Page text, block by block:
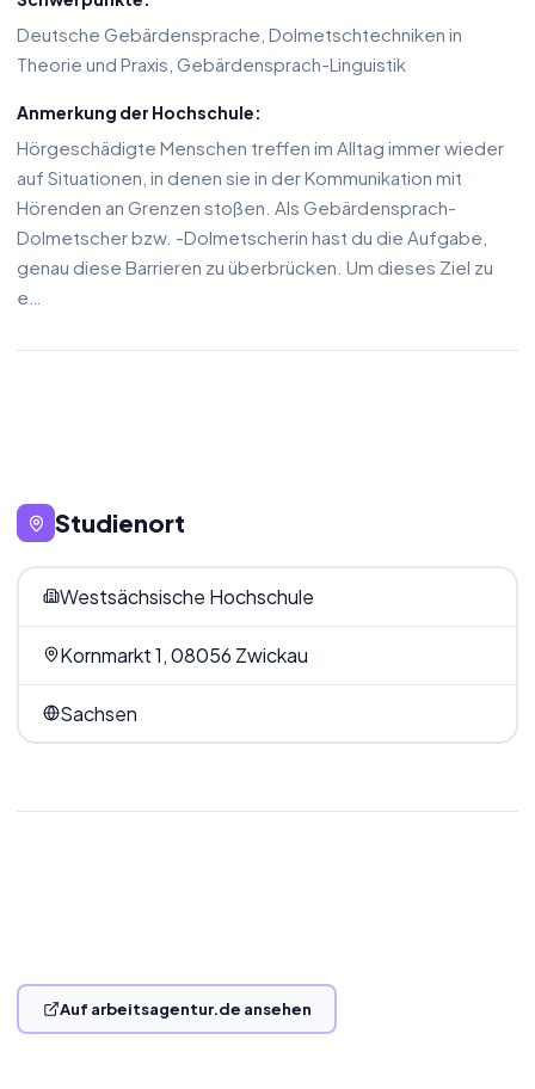
Deutsche Gebärdensprache, Dolmetschtechniken in
Theorie und Praxis, Gebärdensprach-Linguistik
Anmerkung der Hochschule:
Hörgeschädigte Menschen treffen im Alltag immer wieder
auf Situationen, in denen sie in der Kommunikation mit
Hörenden an Grenzen stoßen. Als Gebärdensprach-
Dolmetscher bzw. -Dolmetscherin hast du die Aufgabe,
genau diese Barrieren zu überbrücken. Um dieses Ziel zu
e…
Studienort
Westsächsische Hochschule
Kornmarkt 1,08056 Zwickau
Sachsen
Auf arbeitsagentur.de ansehen